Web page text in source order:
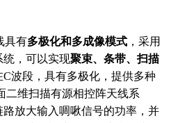
具有多极化和多成像模式 ，采用
统，可以实现聚束、条带、扫描
C波段，具有多极化，提供多种
二维扫描有源相控阵天线系
放大输入啁啾信号的功率，并